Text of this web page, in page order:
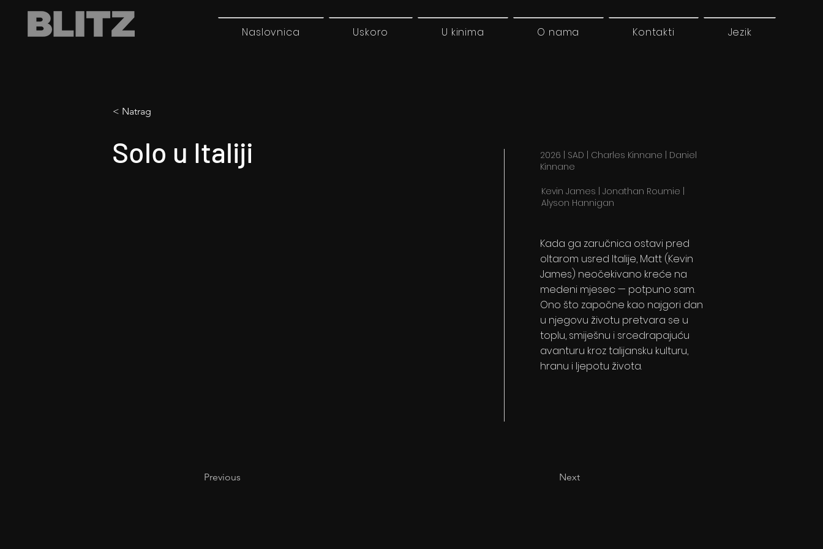
Naslovnica Uskoro U kinima O nama Kontakti Jezik
< Natrag
Solo u Italiji
2026 | SAD | Charles Kinnane | Daniel
Kinnane
Kevin James | Jonathan Roumie |
Alyson Hannigan
Kada ga zaručnica ostavi pred
oltarom usred Italije, Matt (Kevin
James) neočekivano kreće na
medeni mjesec — potpuno sam.
Ono što započne kao najgori dan
u njegovu životu pretvara se u
toplu, smiješnu i srcedrapajuću
avanturu kroz talijansku kulturu,
hranu i ljepotu života.
Previous Next